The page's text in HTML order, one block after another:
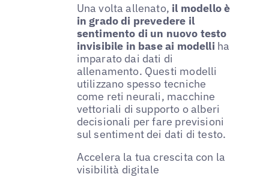
Una volta allenato, il modello è
in grado di prevedere il
sentimento di un nuovo testo
invisibile in base ai modelli ha
imparato dai dati di
allenamento. Questi modelli
utilizzano spesso tecniche
come reti neurali, macchine
vettoriali di supporto o alberi
decisionali per fare previsioni
sul sentiment dei dati di testo.
Accelera la tua crescita con la
visibilità digitale